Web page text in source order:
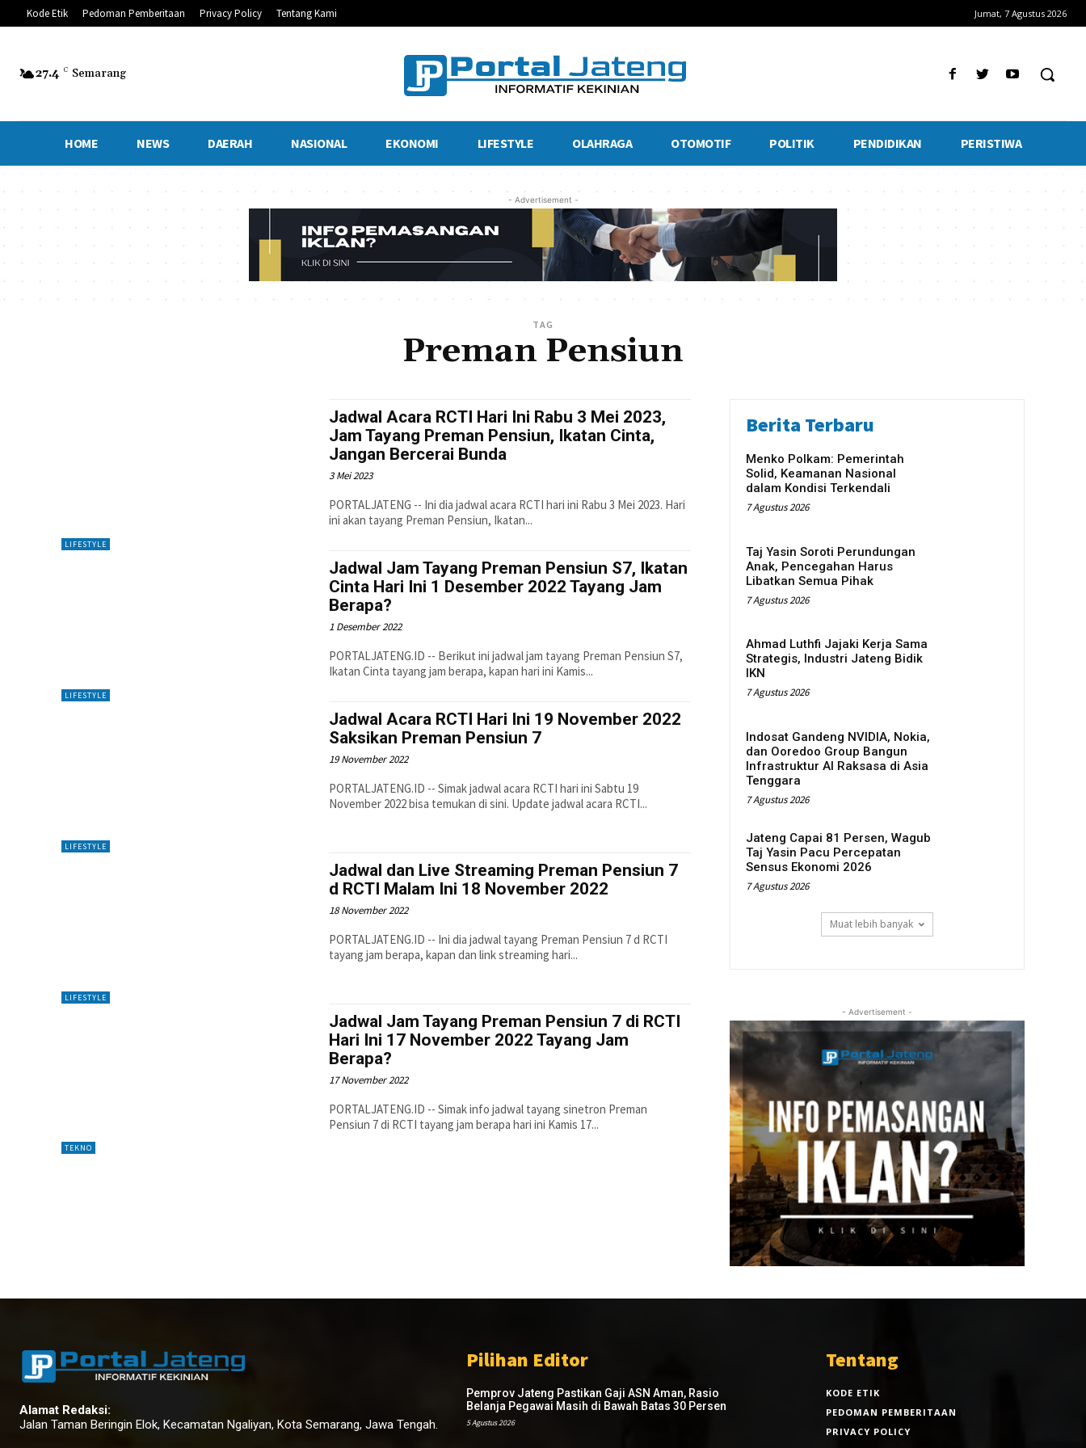
Kode Etik Pedoman Pemberitaan Privacy Policy Tentang Kami Jumat, 7 Agustus 2026
27.4 C Semarang
HOME NEWS DAERAH NASIONAL EKONOMI LIFESTYLE OLAHRAGA OTOMOTIF POLITIK PENDIDIKAN PERISTIWA
- Advertisement -
TAG
Preman Pensiun
LIFESTYLE
Jadwal Acara RCTI Hari Ini Rabu 3 Mei 2023,
Jam Tayang Preman Pensiun, Ikatan Cinta,
Jangan Bercerai Bunda
3 Mei 2023
PORTALJATENG -- Ini dia jadwal acara RCTI hari ini Rabu 3 Mei 2023. Hari
ini akan tayang Preman Pensiun, Ikatan...
LIFESTYLE
Jadwal Jam Tayang Preman Pensiun S7, Ikatan
Cinta Hari Ini 1 Desember 2022 Tayang Jam
Berapa?
1 Desember 2022
PORTALJATENG.ID -- Berikut ini jadwal jam tayang Preman Pensiun S7,
Ikatan Cinta tayang jam berapa, kapan hari ini Kamis...
LIFESTYLE
Jadwal Acara RCTI Hari Ini 19 November 2022
Saksikan Preman Pensiun 7
19 November 2022
PORTALJATENG.ID -- Simak jadwal acara RCTI hari ini Sabtu 19
November 2022 bisa temukan di sini. Update jadwal acara RCTI...
LIFESTYLE
Jadwal dan Live Streaming Preman Pensiun 7
d RCTI Malam Ini 18 November 2022
18 November 2022
PORTALJATENG.ID -- Ini dia jadwal tayang Preman Pensiun 7 d RCTI
tayang jam berapa, kapan dan link streaming hari...
TEKNO
Jadwal Jam Tayang Preman Pensiun 7 di RCTI
Hari Ini 17 November 2022 Tayang Jam
Berapa?
17 November 2022
PORTALJATENG.ID -- Simak info jadwal tayang sinetron Preman
Pensiun 7 di RCTI tayang jam berapa hari ini Kamis 17...
Berita Terbaru
Menko Polkam: Pemerintah
Solid, Keamanan Nasional
dalam Kondisi Terkendali
7 Agustus 2026
Taj Yasin Soroti Perundungan
Anak, Pencegahan Harus
Libatkan Semua Pihak
7 Agustus 2026
Ahmad Luthfi Jajaki Kerja Sama
Strategis, Industri Jateng Bidik
IKN
7 Agustus 2026
Indosat Gandeng NVIDIA, Nokia,
dan Ooredoo Group Bangun
Infrastruktur AI Raksasa di Asia
Tenggara
7 Agustus 2026
Jateng Capai 81 Persen, Wagub
Taj Yasin Pacu Percepatan
Sensus Ekonomi 2026
7 Agustus 2026
Muat lebih banyak
- Advertisement -
Alamat Redaksi:
Jalan Taman Beringin Elok, Kecamatan Ngaliyan, Kota Semarang, Jawa Tengah.
Pilihan Editor
Pemprov Jateng Pastikan Gaji ASN Aman, Rasio
Belanja Pegawai Masih di Bawah Batas 30 Persen
5 Agustus 2026
Tentang
KODE ETIK
PEDOMAN PEMBERITAAN
PRIVACY POLICY